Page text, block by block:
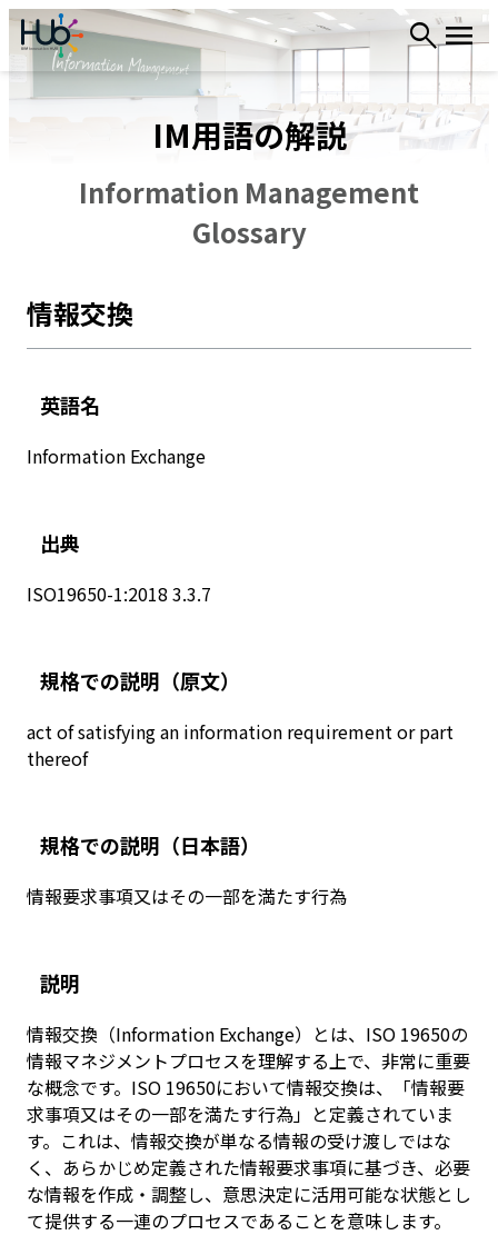
内
容
を
IM用語の解説
Information Management
Glossary
情報交換
英語名
Information Exchange
出典
ISO19650-1:2018 3.3.7
規格での説明 （原文）
act of satisfying an information requirement or part
thereof
規格での説明 （日本語）
情報要求事項又はその一部を満たす行為
説明
情報交換（Information Exchange）とは、ISO 19650の
情報マネジメントプロセスを理解する上で、非常に重要
な概念です。ISO 19650において情報交換は、「情報要
求事項又はその一部を満たす行為」と定義されていま
す。これは、情報交換が単なる情報の受け渡しではな
く、あらかじめ定義された情報要求事項に基づき、必要
な情報を作成・調整し、意思決定に活用可能な状態とし
て提供する一連のプロセスであることを意味します。